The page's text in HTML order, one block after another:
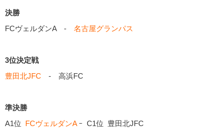
決勝
FCヴェルダンA - 名古屋グランパス
3位決定戦
豊田北JFC - 高浜FC
準決勝
A1位 FCヴェルダンAｰ C1位 豊田北JFC